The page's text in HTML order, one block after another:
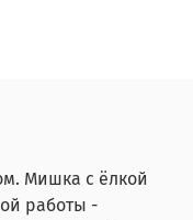
Мишка с ёлкой
работы -